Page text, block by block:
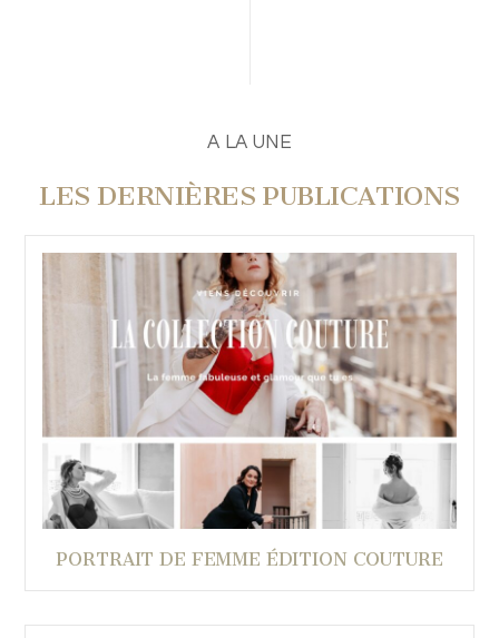
A LA UNE
LES DERNIÈRES PUBLICATIONS
PORTRAIT DE FEMME ÉDITION COUTURE